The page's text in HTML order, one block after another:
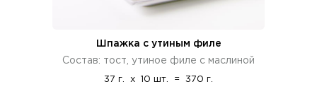
Шпажка с утиным филе
Состав: тост, утиное филе с маслиной
37 г. x 10 шт. = 370 г.